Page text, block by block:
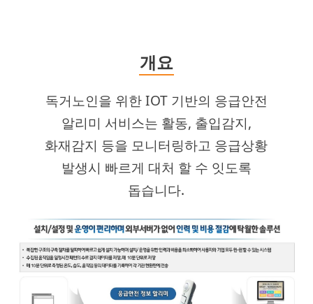
개요
독거노인을 위한 IOT 기반의 응급안전
알리미 서비스는 활동, 출입감지,
화재감지 등을 모니터링하고 응급상황
발생시 빠르게 대처 할 수 잇도록
돕습니다.